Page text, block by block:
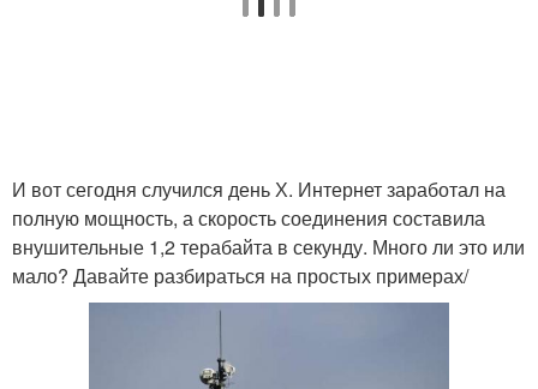
И вот сегодня случился день Х. Интернет заработал на
полную мощность, а скорость соединения составила
внушительные 1,2 терабайта в секунду. Много ли это или
мало? Давайте разбираться на простых примерах/